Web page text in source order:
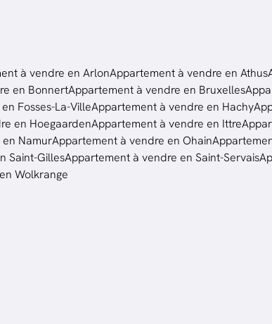
à vendre en ArlonAppartement à vendre en Athus
en BonnertAppartement à vendre en Bruxelles
Fosses-La-VilleAppartement à vendre en Hachy
en HoegaardenAppartement à vendre en Ittre
NamurAppartement à vendre en Ohain
Saint-GillesAppartement à vendre en Saint-Servais
Wolkrange